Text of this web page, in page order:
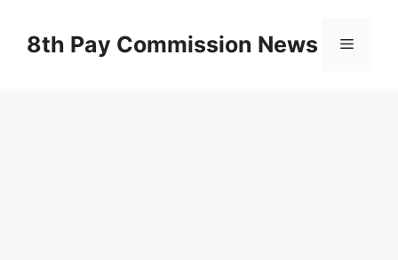
content8th Pay Commission News Menu